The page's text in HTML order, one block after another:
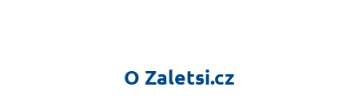
O Zaletsi.cz